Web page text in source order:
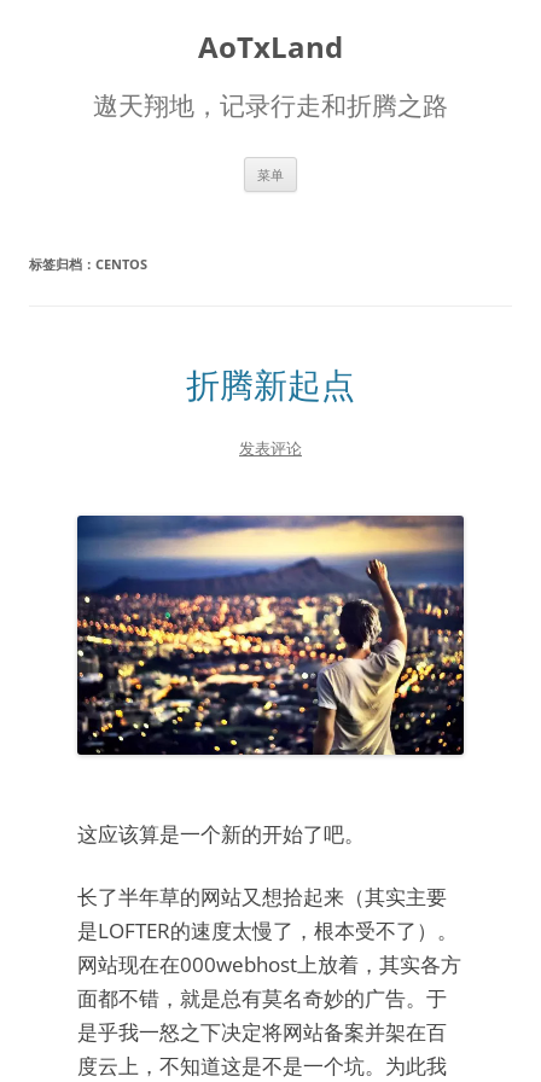
AoTxLand
遨天翔地，记录行走和折腾之路
菜单
标签归档： CENTOS
折腾新起点
发表评论
这应该算是一个新的开始了吧。
长了半年草的网站又想拾起来（其实主要
是LOFTER的速度太慢了，根本受不了）。
网站现在在000webhost上放着，其实各方
面都不错，就是总有莫名奇妙的广告。于
是乎我一怒之下决定将网站备案并架在百
度云上，不知道这是不是一个坑。为此我